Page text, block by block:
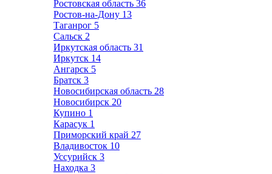
Ростовская область 36
Ростов-на-Дону 13
Таганрог 5
Сальск 2
Иркутская область 31
Иркутск 14
Ангарск 5
Братск 3
Новосибирская область 28
Новосибирск 20
Купино 1
Карасук 1
Приморский край 27
Владивосток 10
Уссурийск 3
Находка 3